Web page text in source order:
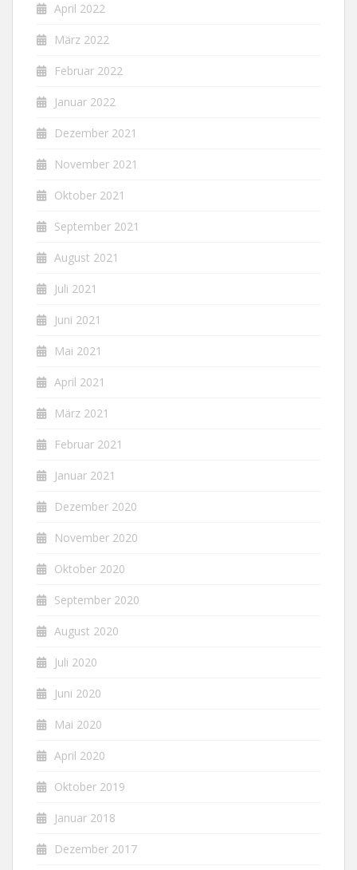
April 2022
März 2022
Februar 2022
Januar 2022
Dezember 2021
November 2021
Oktober 2021
September 2021
August 2021
Juli 2021
Juni 2021
Mai 2021
April 2021
März 2021
Februar 2021
Januar 2021
Dezember 2020
November 2020
Oktober 2020
September 2020
August 2020
Juli 2020
Juni 2020
Mai 2020
April 2020
Oktober 2019
Januar 2018
Dezember 2017